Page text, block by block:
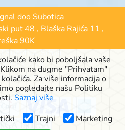
doo Subotica
put 48 , Blaška Rajića 11 ,
90K
Subotica, Srbija
553-574kako bi poboljšala vaše
na dugme "Prihvatam"
Za više informacija o
pogledajte našu Politiku
Saznaj više
Trajni Marketing